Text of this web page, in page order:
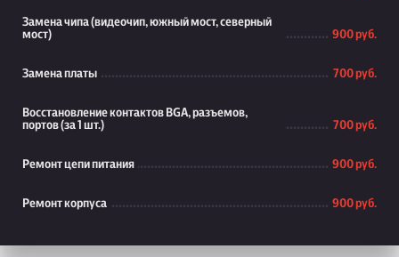
Замена чипа (видеочип, южный мост, северный
мост)
900 руб.
Замена платы 700 руб.
Восстановление контактов BGA, разъемов,
портов (за 1 шт.)
700 руб.
Ремонт цепи питания 900 руб.
Ремонт корпуса 900 руб.